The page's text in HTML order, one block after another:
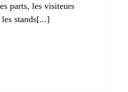
parts, les visiteurs
stands[...]